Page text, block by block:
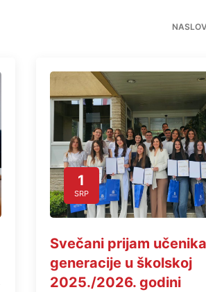
1
SRP
Svečani prijam učenika
generacije u školskoj
2025./2026. godini